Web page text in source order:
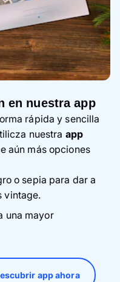
en nuestra app
rápida y sencilla
nuestra app
aún más opciones
o sepia para dar a
vintage.
una mayor
app ahora